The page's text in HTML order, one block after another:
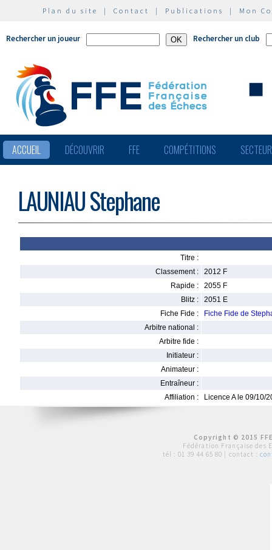
Plan du site | Contact | Publications | Mon
Rechercher un joueur Rechercher un club
ACCUEIL DÉCOUVRIR FFE COMPÉTITIONS
LAUNIAU Stephane
Titre :
Classement :
2012 F
Rapide :
2055 F
Blitz :
2051 E
Fiche Fide :
Fiche Fide de
Arbitre national :
Arbitre fide :
Initiateur :
Animateur :
Entraîneur :
Affiliation :
Licence A le 09/10/
Copyright © 2015
Fédération Française des
tél : 01 39 44 65 80 | contact :